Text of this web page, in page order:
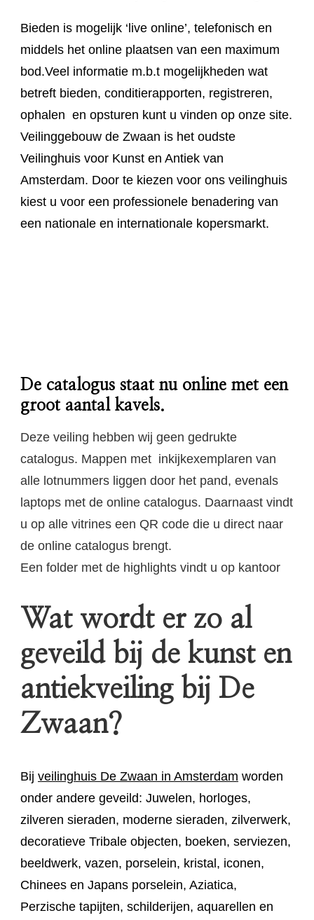
Bieden is mogelijk ‘live online’, telefonisch en
middels het online plaatsen van een maximum
bod.Veel informatie m.b.t mogelijkheden wat
betreft bieden, conditierapporten, registreren,
ophalen en opsturen kunt u vinden op onze site.
Veilinggebouw de Zwaan is het oudste
Veilinghuis voor Kunst en Antiek van
Amsterdam. Door te kiezen voor ons veilinghuis
kiest u voor een professionele benadering van
een nationale en internationale kopersmarkt.
De catalogus staat nu online met een
groot aantal kavels.
Deze veiling hebben wij geen gedrukte
catalogus. Mappen met inkijkexemplaren van
alle lotnummers liggen door het pand, evenals
laptops met de online catalogus. Daarnaast vindt
u op alle vitrines een QR code die u direct naar
de online catalogus brengt.
Een folder met de highlights vindt u op kantoor
Wat wordt er zo al
geveild bij de kunst en
antiekveiling bij De
Zwaan?
Bij veilinghuis De Zwaan in Amsterdam worden
onder andere geveild: Juwelen, horloges,
zilveren sieraden, moderne sieraden, zilverwerk,
decoratieve Tribale objecten, boeken, serviezen,
beeldwerk, vazen, porselein, kristal, iconen,
Chinees en Japans porselein, Aziatica,
Perzische tapijten, schilderijen, aquarellen en